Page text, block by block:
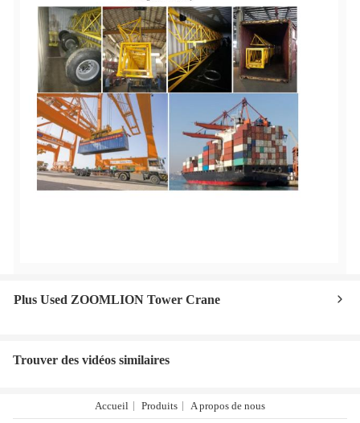
Plus Used ZOOMLION Tower Crane
Trouver des vidéos similaires
Accueil Produits A propos de nous